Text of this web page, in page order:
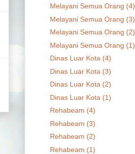
Melayani Semua Orang (4)
Melayani Semua Orang (3)
Melayani Semua Orang (2)
Melayani Semua Orang (1)
Dinas Luar Kota (4)
Dinas Luar Kota (3)
Dinas Luar Kota (2)
Dinas Luar Kota (1)
Rehabeam (4)
Rehabeam (3)
Rehabeam (2)
Rehabeam (1)